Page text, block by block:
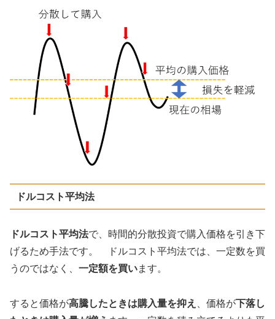
ドルコスト平均法
ドルコスト平均法で、時間的分散投資で購入価格を引き下
げるため手法です。 ドルコスト平均法では、一定数を買
うのではなく、 一定額を買います。
すると価格が高騰したときは購入量を抑え 、価格が下落し